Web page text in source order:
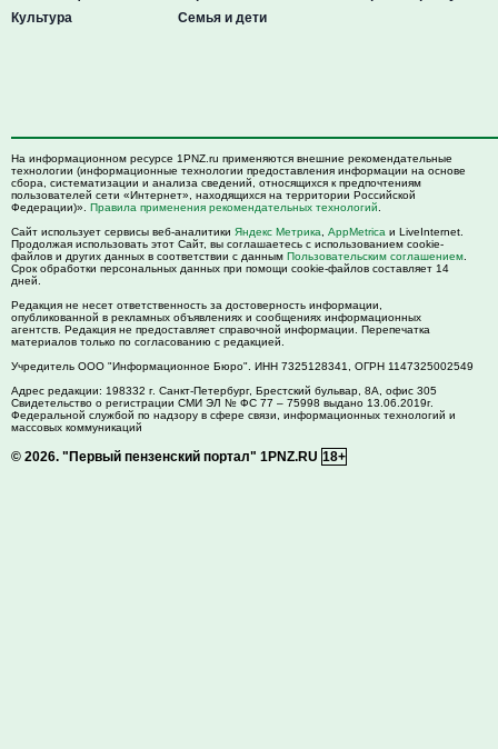
Культура
Семья и дети
На информационном ресурсе 1PNZ.ru применяются внешние рекомендательные
технологии (информационные технологии предоставления информации на основе
сбора, систематизации и анализа сведений, относящихся к предпочтениям
пользователей сети «Интернет», находящихся на территории Российской
Федерации)». Правила применения рекомендательных технологий
Сайт использует сервисы веб-аналитики Яндекс Метрика AppMetrica и LiveInternet.
Продолжая использовать этот Сайт, вы соглашаетесь с использованием cookie-
файлов и других данных в соответствии с данным Пользовательским соглашением
Срок обработки персональных данных при помощи cookie-файлов составляет 14
дней.
Редакция не несет ответственность за достоверность информации,
опубликованной в рекламных объявлениях и сообщениях информационных
агентств. Редакция не предоставляет справочной информации. Перепечатка
материалов только по согласованию с редакцией.
Учредитель ООО "Информационное Бюро". ИНН 7325128341, ОГРН 1147325002549
Адрес редакции: 198332 г. Санкт-Петербург, Брестский бульвар, 8А, офис 305
Свидетельство о регистрации СМИ ЭЛ № ФС 77 – 75998 выдано 13.06.2019г.
Федеральной службой по надзору в сфере связи, информационных технологий и
массовых коммуникаций
© 2026. "Первый пензенский портал" 1PNZ.RU 18+